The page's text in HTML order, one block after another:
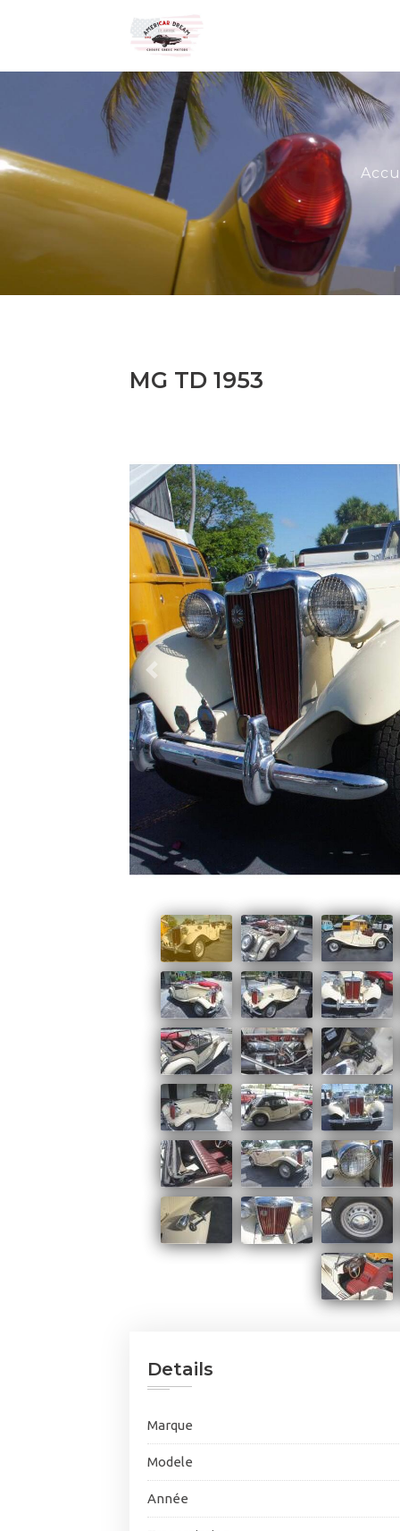
MG TD 1953
Previous
Details
Marque
Modele
Année